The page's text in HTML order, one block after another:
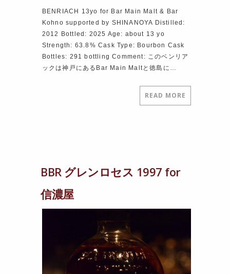
BENRIACH 13yo for Bar Main Malt & Bar
Kohno supported by SHINANOYA Distilled:
2012 Bottled: 2025 Age: about 13 yo
Strength: 63.8% Cask Type: Bourbon Cask
Bottles: 291 bottling Comment: このベンリア
ックは神戸にあるBar Main Maltと徳島に…
READ MORE
BBR グレンロセス 1997 for
信濃屋